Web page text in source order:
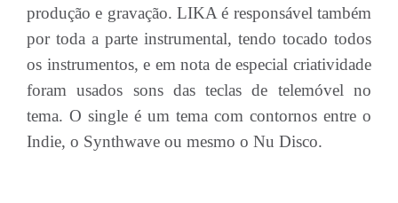
produção e gravação. LIKA é responsável também
por toda a parte instrumental, tendo tocado todos
os instrumentos, e em nota de especial criatividade
foram usados sons das teclas de telemóvel no
tema. O single é um tema com contornos entre o
Indie, o Synthwave ou mesmo o Nu Disco.